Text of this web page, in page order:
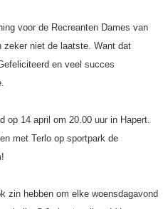
voor de Recreanten Dames van
zeker niet de laatste. Want dat
en veel succes
op 14 april om 20.00 uur in Hapert.
met Terlo op sportpark de
zin hebben om elke woensdagavond